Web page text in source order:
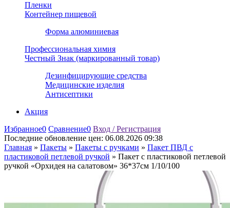
Пленки
Контейнер пищевой
Форма алюминиевая
Профессиональная химия
Честный Знак (маркированный товар)
Дезинфицирующие средства
Медицинские изделия
Антисептики
Акция
Избранное0 Сравнение0 Вход / Регистрация
Последние обновление цен: 06.08.2026 09:38
Главная » Пакеты » Пакеты с ручками » Пакет ПВД с
пластиковой петлевой ручкой » Пакет с пластиковой петлевой
ручкой «Орхидея на салатовом» 36*37см 1/10/100